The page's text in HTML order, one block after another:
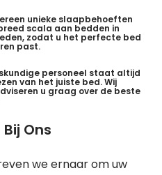
unieke slaapbehoeften
scala aan bedden in
zodat u het perfecte bed
past.
personeel staat altijd
van het juiste bed. Wij
u graag over de beste
Ons
we ernaar om uw